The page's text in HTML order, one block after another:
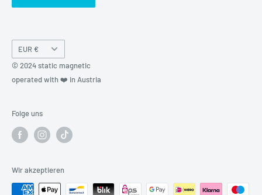
Währung
EUR €
© 2024 static magnetic
operated with ❤️ in Austria
Folge uns
Wir akzeptieren